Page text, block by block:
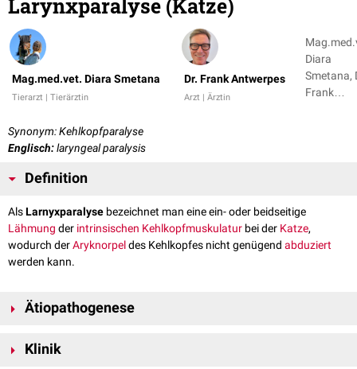
Larynxparalyse (Katze)
Mag.med.vet. Diara Smetana
Tierarzt | Tierärztin
Dr. Frank Antwerpes
Arzt | Ärztin
Diara
Smetana,
Frank
Synonym: Kehlkopfparalyse
Englisch:laryngeal paralysis
Definition
AlsLarnyxparalyse bezeichnet man eine ein- oder beidseitige
Lähmung der intrinsischen Kehlkopfmuskulatur bei der Katze,
wodurch derAryknorpeldes Kehlkopfes nicht genügend abduziert
werden kann.
Ätiopathogenese
Nervus laryngeus recurrens
Klinik